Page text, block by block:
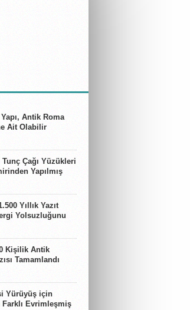
Antik Roma
Ait Olabilir
Tunç Çağı Yüzükleri
Yapılmış
Yıllık Yazıt
Yolsuzluğunu
Kişilik Antik
Tamamlandı
Yürüyüş için
Farklı Evrimleşmiş